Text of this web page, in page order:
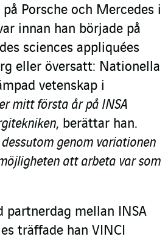
Porsche och Mercedes i
innan han började på
sciences appliquées
eller översatt: Nationella
vetenskap i
mitt första år på INSA
, berättar han.
genom variationen
att arbeta var som
partnerdag mellan INSA
träffade han VINCI